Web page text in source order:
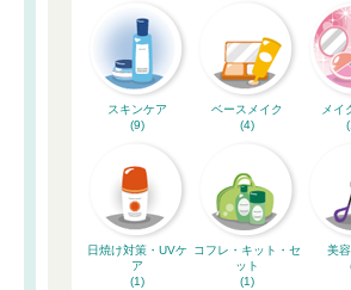
スキンケア
(9)
ベースメイク
(4)
メイ
日焼け対策・UVケ
ア
(1)
コフレ・キット・セ
ット
(1)
美